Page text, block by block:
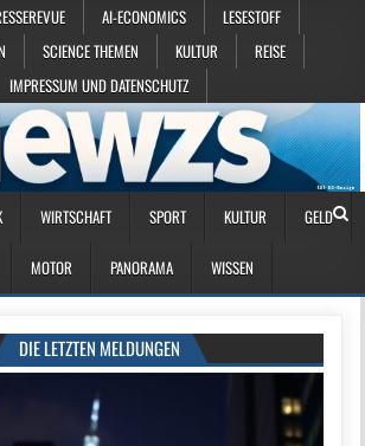
AI-ECONOMICS
LESESTOFF
SCIENCE THEMEN KULTUR
REISE
IMPRESSUM UND DATENSCHUTZ
WIRTSCHAFT SPORT KULTUR GELD
MOTOR PANORAMA WISSEN
DIE LETZTEN MELDUNGEN